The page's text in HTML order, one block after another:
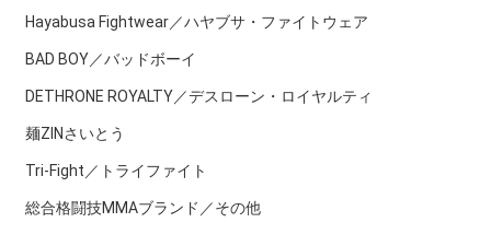
Hayabusa Fightwear／ハヤブサ・ファイトウェア
BAD BOY／バッドボーイ
DETHRONE ROYALTY／デスローン・ロイヤルティ
麺ZINさいとう
Tri-Fight／トライファイト
総合格闘技MMAブランド／その他